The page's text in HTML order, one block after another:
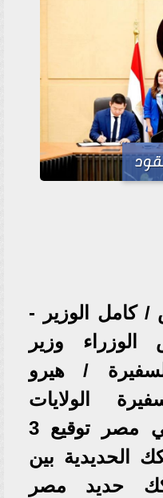
كامل الوزير -
وزير
/ هيرو
الولايات
المتحدة الامريكية في مصر توقيع 3
الحديدية بين
حديد مصر